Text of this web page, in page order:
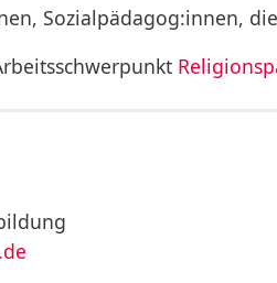
Sozialpädagog:innen,